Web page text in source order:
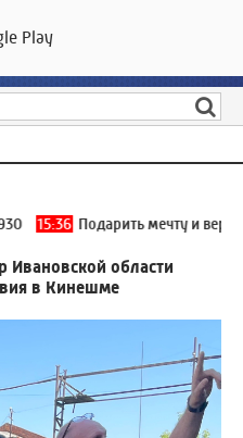
ГТРК «Ивтелерадио»
15:36 Подарить мечту и
Ивановской области
в Кинешме
Play